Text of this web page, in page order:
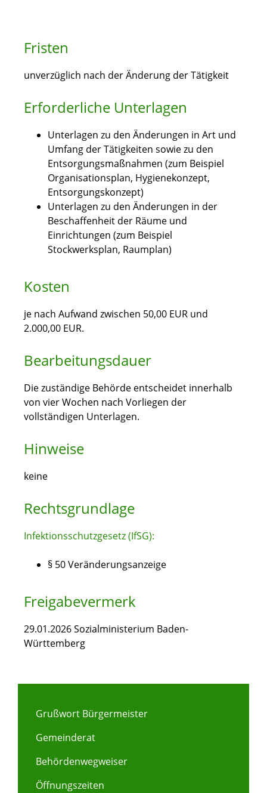
Fristen
unverzüglich nach der Änderung der Tätigkeit
Erforderliche Unterlagen
Unterlagen zu den Änderungen in Art und
Umfang der Tätigkeiten sowie zu den
Entsorgungsmaßnahmen (zum Beispiel
Organisationsplan, Hygienekonzept,
Entsorgungskonzept)
Unterlagen zu den Änderungen in der
Beschaffenheit der Räume und
Einrichtungen (zum Beispiel
Stockwerksplan, Raumplan)
Kosten
je nach Aufwand zwischen 50,00 EUR und
2.000,00 EUR.
Bearbeitungsdauer
Die zuständige Behörde entscheidet innerhalb
von vier Wochen nach Vorliegen der
vollständigen Unterlagen.
Hinweise
keine
Rechtsgrundlage
Infektionsschutzgesetz (IfSG):
§ 50 Veränderungsanzeige
Freigabevermerk
29.01.2026 Sozialministerium Baden-
Württemberg
Grußwort Bürgermeister
Gemeinderat
Behördenwegweiser
Öffnungszeiten